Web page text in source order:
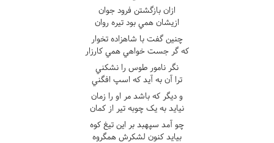
ازان بازگشتن فرود جوان
ازيشان همي بود تيره روان
چنين گفت با شاهزاده تخوار
که گر جست خواهي همي کارزار
نگر نامور طوس را نشکني
ترا آن به آيد که اسپ افگني
و ديگر که باشد مر او را زمان
نيايد به يک چوبه تير از کمان
چو آمد سپهبد بر اين تيغ کوه
بيايد کنون لشکرش همگروه